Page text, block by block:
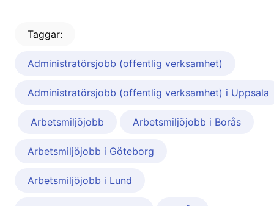
Taggar:
Administratörsjobb (offentlig verksamhet)
Administratörsjobb (offentlig verksamhet) i Uppsala
Arbetsmiljöjobb Arbetsmiljöjobb i Borås
Arbetsmiljöjobb i Göteborg
Arbetsmiljöjobb i Lund